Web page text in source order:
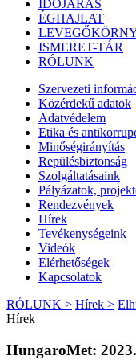
IDŐJÁRÁS
ÉGHAJLAT
ISMERET-TÁR
RÓLUNK
Szervezeti
Közérdekű adatok
Adatvédelem
Etika és
Minőségirányítás
Repülésbiztonság
Szolgáltatásaink
Pályázatok,
Rendezvények
Hírek
Tevékenységeink
Videók
Elérhetőségek
Kapcsolatok
RÓLUNK > Hírek >
Hírek
HungaroMet: